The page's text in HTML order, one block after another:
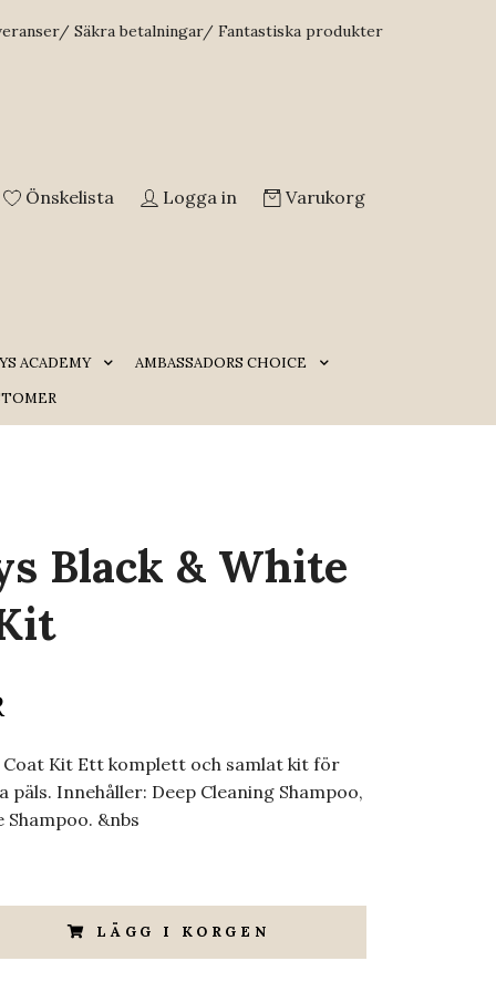
Säkra betalningar/ Fantastiska produkter
Önskelista Logga in Varukorg
ACADEMY
AMBASSADORS CHOICE
Black & White
Coat Kit Ett komplett och samlat kit för
päls. Innehåller: Deep Cleaning Shampoo,
&nbs
LÄGG I KORGEN